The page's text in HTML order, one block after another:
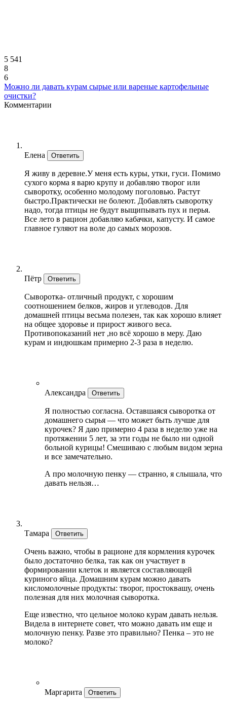
5 541
8
6
Можно ли давать курам сырые или вареные картофельные
очистки?
Комментарии
Елена Ответить
Я живу в деревне.У меня есть куры, утки, гуси. Помимо
сухого корма я варю крупу и добавляю творог или
сыворотку, особенно молодому поголовью. Растут
быстро.Практически не болеют. Добавлять сыворотку
надо, тогда птицы не будут выщипывать пух и перья.
Все лето в рацион добавляю кабачки, капусту. И самое
главное гуляют на воле до самых морозов.
Пётр Ответить
Сыворотка- отличный продукт, с хорошим
соотношением белков, жиров и углеводов. Для
домашней птицы весьма полезен, так как хорошо влияет
на общее здоровье и прирост живого веса.
Противопоказаний нет ,но всё хорошо в меру. Даю
курам и индюшкам примерно 2-3 раза в неделю.
Александра Ответить
Я полностью согласна. Оставшаяся сыворотка от
домашнего сырья — что может быть лучше для
курочек? Я даю примерно 4 раза в неделю уже на
протяжении 5 лет, за эти годы не было ни одной
больной курицы! Смешиваю с любым видом зерна
и все замечательно.
А про молочную пенку — странно, я слышала, что
давать нельзя…
Тамара Ответить
Очень важно, чтобы в рационе для кормления курочек
было достаточно белка, так как он участвует в
формировании клеток и является составляющей
куриного яйца. Домашним курам можно давать
кисломолочные продукты: творог, простоквашу, очень
полезная для них молочная сыворотка.
Еще известно, что цельное молоко курам давать нельзя.
Видела в интернете совет, что можно давать им еще и
молочную пенку. Разве это правильно? Пенка – это не
молоко?
Маргарита Ответить